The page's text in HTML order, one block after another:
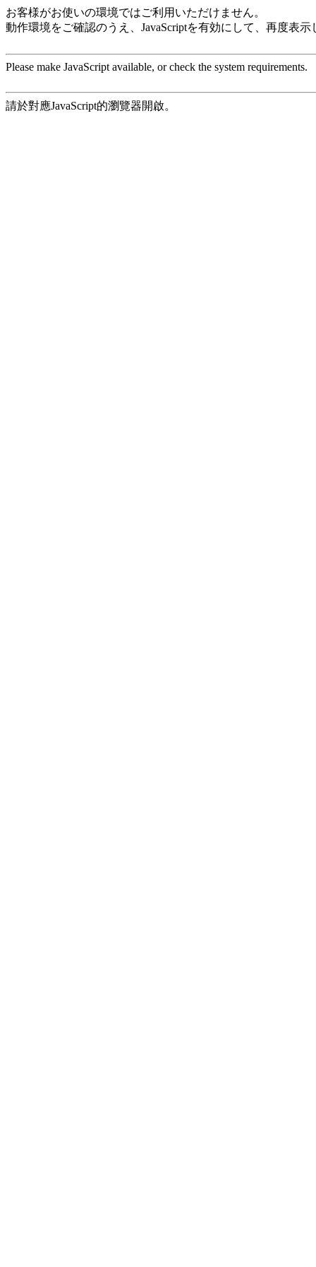
お客様がお使いの環境ではご利用いただけません。
動作環境をご確認のうえ、JavaScriptを有効にして、再度表
Please make JavaScript available, or check the system requirements.
請於對應JavaScript的瀏覽器開啟。